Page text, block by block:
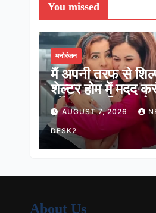
You missed
मनोरंजन
मैं अपनी तरफ से
शेल्टर होम में मदद
लॉकअप-2 विनर
कालरा
AUGUST 7, 2026
DESK2
About Us